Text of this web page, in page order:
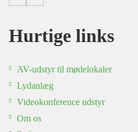
Hurtige links
AV-udstyr til mødelokaler
Lydanlæg
Videokonference udstyr
Om os